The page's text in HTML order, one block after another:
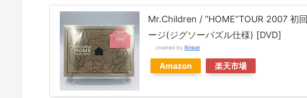
Mr.Children / “HOME”TOUR 2007 初
ージ(ジグソーパズル仕様) [DVD]
created by Rinker
Amazon 楽天市場